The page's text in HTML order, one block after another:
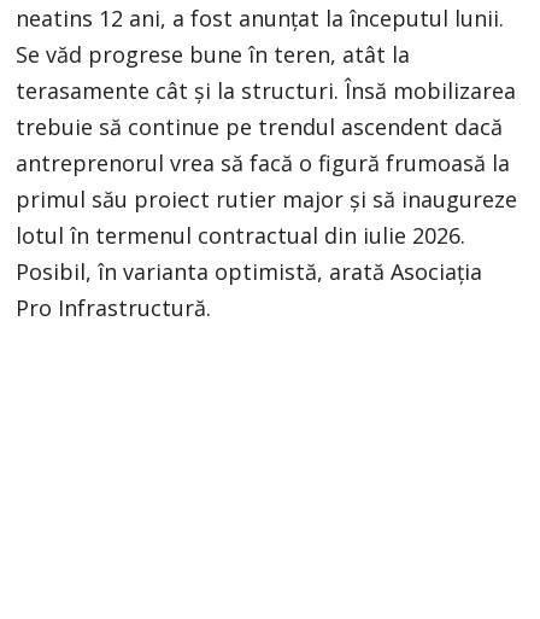
neatins 12 ani, a fost anunțat la începutul lunii.
Se văd progrese bune în teren, atât la
terasamente cât și la structuri. Însă mobilizarea
trebuie să continue pe trendul ascendent dacă
antreprenorul vrea să facă o figură frumoasă la
primul său proiect rutier major și să inaugureze
lotul în termenul contractual din iulie 2026.
Posibil, în varianta optimistă, arată Asociația
Pro Infrastructură.